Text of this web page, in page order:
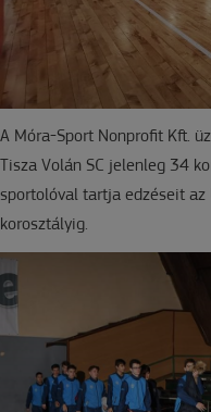
A Móra-Sport Nonprofit Kft.
Tisza Volán SC jelenleg 34
sportolóval tartja edzéseit
korosztályig.